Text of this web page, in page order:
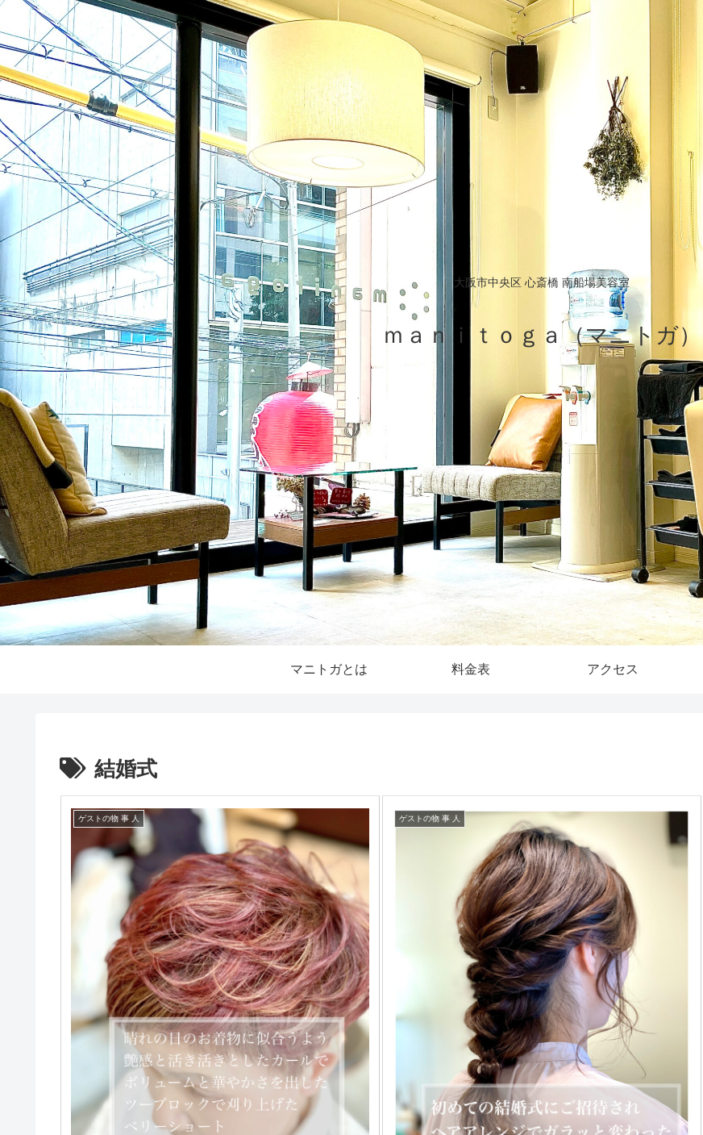
大阪市中央区 心斎橋 南船場美容室
ｍａｎｉｔｏｇａ（マニトガ）
マニトガとは 料金表 アクセス
結婚式
ゲストの物 事 人 ゲストの物 事 人